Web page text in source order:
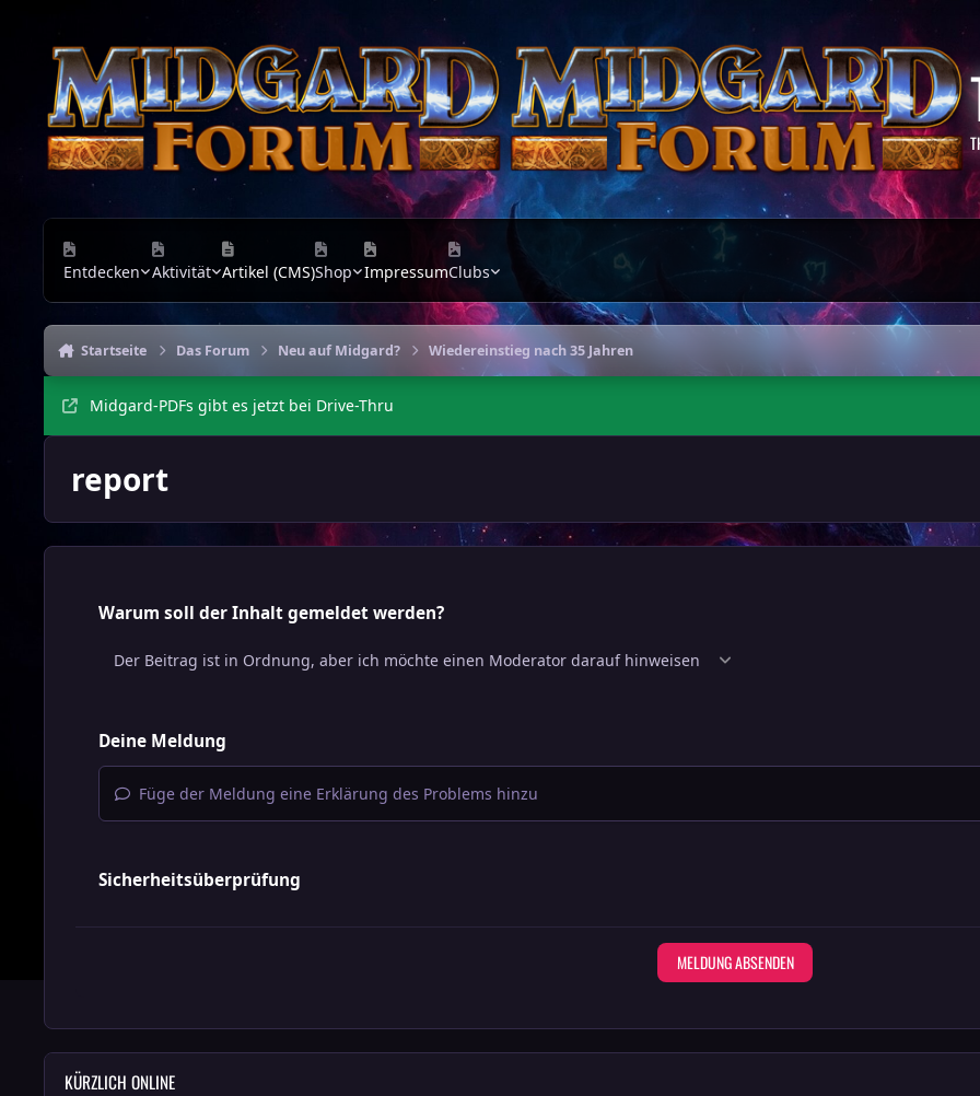
Entdecken Aktivität Artikel (CMS)Shop ImpressumClubs
Startseite Das Forum Neu auf Midgard? Wiedereinstieg nach 35 Jahren
Midgard-PDFs gibt es jetzt bei Drive-Thru
report
Warum soll der Inhalt gemeldet werden?
Deine Meldung
Füge der Meldung eine Erklärung des Problems hinzu
Sicherheitsüberprüfung
MELDUNG ABSENDEN
KÜRZLICH ONLINE